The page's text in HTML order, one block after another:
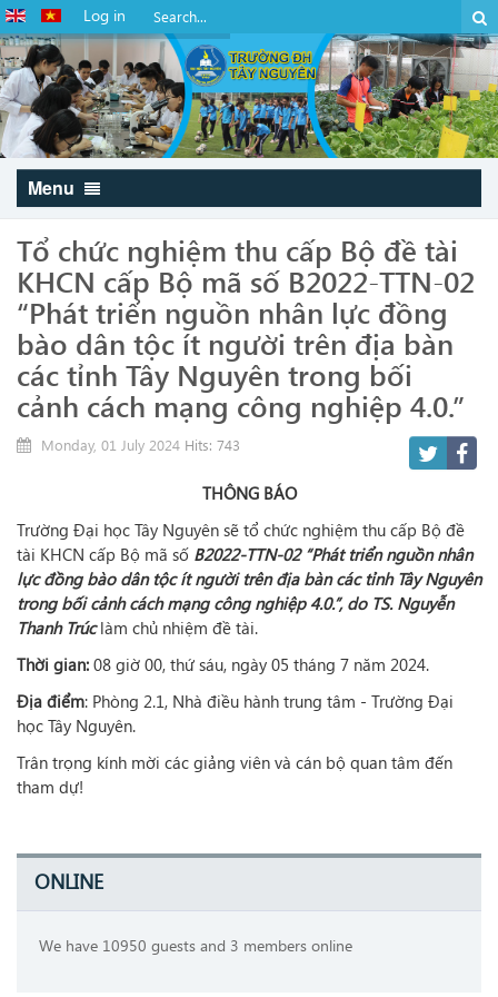
Log in
Menu
Tổ chức nghiệm thu cấp Bộ đề tài
KHCN cấp Bộ mã số B2022-TTN-02
“Phát triển nguồn nhân lực đồng
bào dân tộc ít người trên địa bàn
các tỉnh Tây Nguyên trong bối
cảnh cách mạng công nghiệp 4.0.”
Monday, 01 July 2024 Hits: 743
THÔNG BÁO
Trường Đại học Tây Nguyên sẽ tổ chức nghiệm thu cấp Bộ đề
tài KHCN cấp Bộ mã số B2022-TTN-02 “Phát triển nguồn nhân
lực đồng bào dân tộc ít người trên địa bàn các tỉnh Tây Nguyên
trong bối cảnh cách mạng công nghiệp 4.0.”, do TS. Nguyễn
Thanh Trúclàm chủ nhiệm đề tài.
Thời gian: 08 giờ 00, thứ sáu, ngày 05 tháng 7 năm 2024.
Địa điểm: Phòng 2.1, Nhà điều hành trung tâm - Trường Đại
học Tây Nguyên.
Trân trọng kính mời các giảng viên và cán bộ quan tâm đến
tham dự!
ONLINE
We have 10950 guests and 3 members online